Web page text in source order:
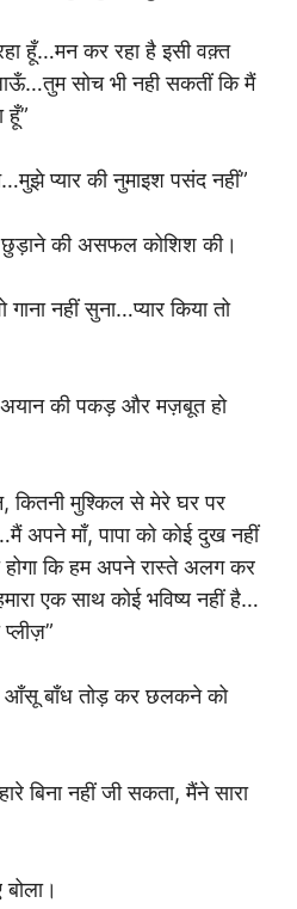
हूँ…मन कर रहा है इसी वक़्त
सोच भी नही सकतीं कि मैं
हूँ”
प्यार की नुमाइश पसंद नहीं”
की असफल कोशिश की।
नहीं सुना…प्यार किया तो
अयान की पकड़ और मज़बूत हो
कितनी मुश्किल से मेरे घर पर
अपने माँ, पापा को कोई दुख नहीं
होगा कि हम अपने रास्ते अलग कर
एक साथ कोई भविष्य नहीं है…
आँसू बाँध तोड़ कर छलकने को
बिना नहीं जी सकता, मैंने सारा